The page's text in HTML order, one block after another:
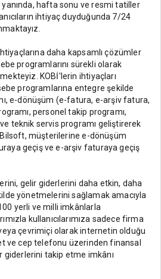
yanında, hafta sonu ve resmi tatiller
ihtiyaç duyduğunda 7/24
daha kapsamlı çözümler
programlarını sürekli olarak
KOBİ'lerin ihtiyaçları
programlarına entegre şekilde
e-dönüşüm (e-fatura, e-arşiv fatura,
personel takip programı,
teknik servis programı geliştirerek
Bilsoft, müşterilerine e-dönüşüm
geçiş ve e-arşiv faturaya geçiş
gelir giderlerini daha etkin, daha
yönetmelerini sağlamak amacıyla
yerli ve milli imkânlarla
kullanıcılarımıza sadece firma
çevrimiçi olarak internetin olduğu
ve cep telefonu üzerinden finansal
giderlerini takip etme imkânı